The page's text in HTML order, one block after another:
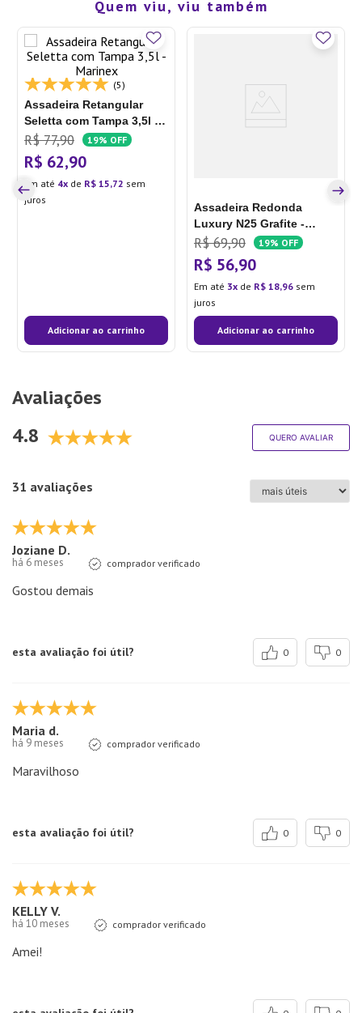
Quem viu, viu também
(5)
Assadeira Retangular
Seletta com Tampa 3,5l -
Marinex
R$ 77,90 19% OFF
R$ 62,90
Em até 4 de R$ 15,72 sem
juros
Adicionar ao carrinho
Assadeira Redonda
Luxury N25 Grafite -
Oliveira
R$ 69,90 19% OFF
R$ 56,90
Em até 3 de R$ 18,96 sem
juros
Adicionar ao carrinho
Avaliações
4.8
QUERO AVALIAR
31 avaliações
Joziane D.
há 6 meses comprador verificado
Gostou demais
esta avaliação foi útil? 0 0
Maria d.
há 9 meses comprador verificado
Maravilhoso
esta avaliação foi útil? 0 0
KELLY V.
há 10 meses comprador verificado
Amei!